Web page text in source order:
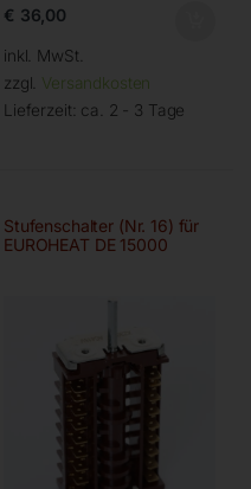
€ 36,00
inkl. MwSt.
zzgl. Versandkosten
Lieferzeit: ca. 2 - 3 Tage
Stufenschalter (Nr. 16) für
EUROHEAT DE 15000